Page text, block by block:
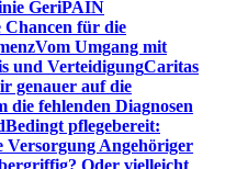
GeriPAIN
Chancen für die
Vom Umgang mit
und VerteidigungCaritas
genauer auf die
die fehlenden Diagnosen
Bedingt pflegebereit:
Versorgung Angehöriger